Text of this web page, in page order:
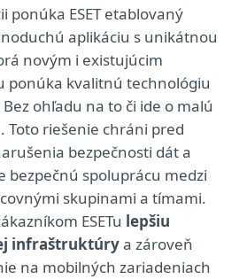
ponúka ESET etablovaný
aplikáciu s unikátnou
novým i existujúcim
ponúka kvalitnú technológiu
ohľadu na to či ide o malú
Toto riešenie chráni pred
bezpečnosti dát a
bezpečnú spoluprácu medzi
skupinami a tímami.
ESETu lepšiu
infraštruktúrya zároveň
na mobilných zariadeniach